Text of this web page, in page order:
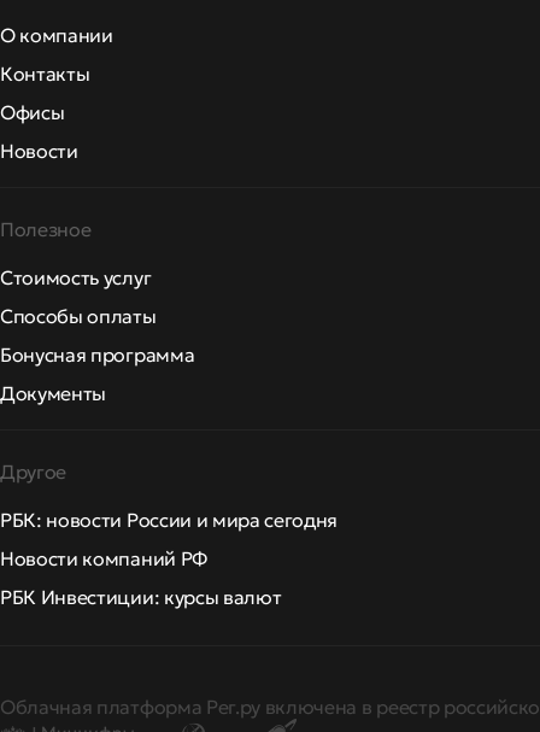
О компании
Контакты
Офисы
Новости
Полезное
Стоимость услуг
Способы оплаты
Бонусная программа
Документы
Другое
РБК: новости России и мира сегодня
Новости компаний РФ
РБК Инвестиции: курсы валют
Облачная платформа Рег.ру включена в реестр